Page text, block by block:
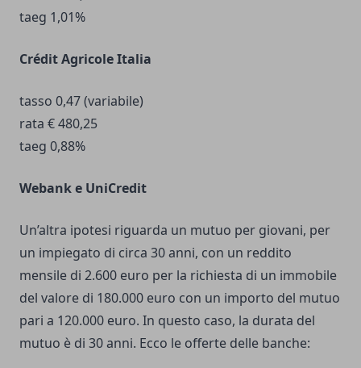
taeg 1,01%
Crédit Agricole Italia
tasso 0,47 (variabile)
rata € 480,25
taeg 0,88%
Webank e UniCredit
Un’altra ipotesi riguarda un mutuo per giovani, per
un impiegato di circa 30 anni, con un reddito
mensile di 2.600 euro per la richiesta di un immobile
del valore di 180.000 euro con un importo del mutuo
pari a 120.000 euro. In questo caso, la durata del
mutuo è di 30 anni. Ecco le offerte delle banche: